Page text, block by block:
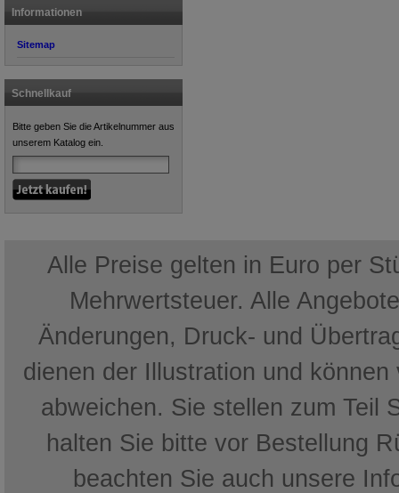
Informationen
Sitemap
Schnellkauf
Bitte geben Sie die Artikelnummer aus
unserem Katalog ein.
Alle Preise gelten in Euro per
Mehrwertsteuer. Alle
Änderungen, Druck- und
dienen der Illustration und
abweichen. Sie stellen zum Teil
halten Sie bitte vor Bestellung
beachten Sie auch unsere